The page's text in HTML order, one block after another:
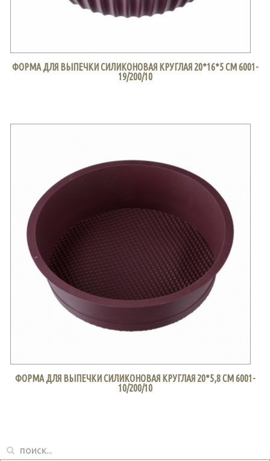
ФОРМА ДЛЯ ВЫПЕЧКИ СИЛИКОНОВАЯ КРУГЛАЯ 20*16*5 СМ 6001-
19/200/10
ФОРМА ДЛЯ ВЫПЕЧКИ СИЛИКОНОВАЯ КРУГЛАЯ 20*5,8 СМ 6001-
10/200/10